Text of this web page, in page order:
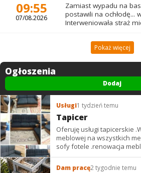
09:55
07/08.2026
Zamiast wypadu na
postawili na ochłodę...
Interweniowała straż
Pokaż więcej
Ogłoszenia
Dodaj
Usługi1 tydzień temu
Tapicer
Oferuję usługi tapicerskie
meblowej na wszystkich
Dam pracę2 tygodnie temu